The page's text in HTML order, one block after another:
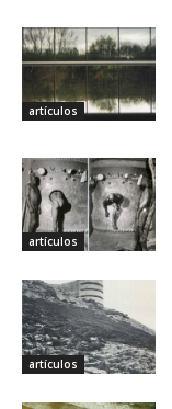
artículos
artículos
artículos